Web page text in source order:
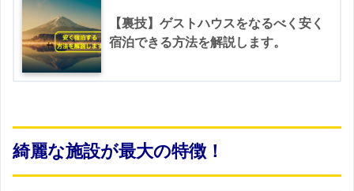
【裏技】ゲストハウスをなるべく安く
宿泊できる方法を解説します。
綺麗な施設が最大の特徴！